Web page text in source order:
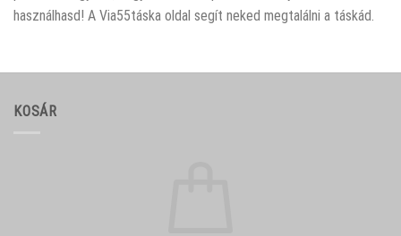
használhasd! A Via55táska oldal segít neked megtalálni a táskád.
KOSÁR